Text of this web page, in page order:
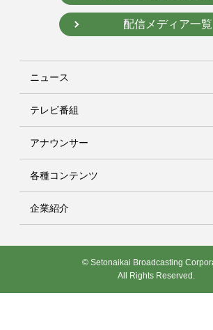
配信メディア一覧
ニュース
テレビ番組
アナウンサー
各種コンテンツ
企業紹介
© Setonaikai Broadcasting
All Rights Reserved.